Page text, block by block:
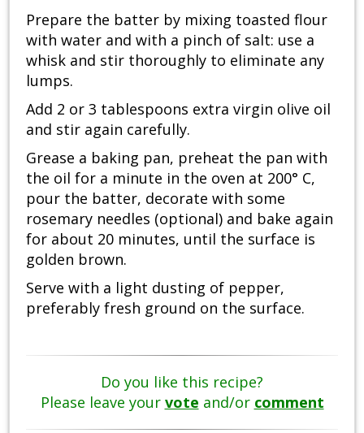
Prepare the batter by mixing toasted flour
with water and with a pinch of salt: use a
whisk and stir thoroughly to eliminate any
lumps.
Add 2 or 3 tablespoons extra virgin olive oil
and stir again carefully.
Grease a baking pan, preheat the pan with
the oil for a minute in the oven at 200° C,
pour the batter, decorate with some
rosemary needles (optional) and bake again
for about 20 minutes, until the surface is
golden brown.
Serve with a light dusting of pepper,
preferably fresh ground on the surface.
Do you like this recipe?
Please leave your vote and/or comment